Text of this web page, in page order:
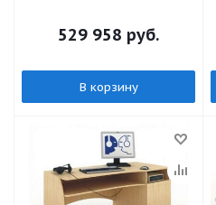
529 958 руб.
В корзину